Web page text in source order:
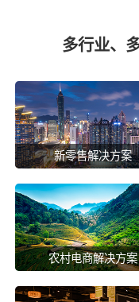
多行业、
新零售解决方案
农村电商解决方案